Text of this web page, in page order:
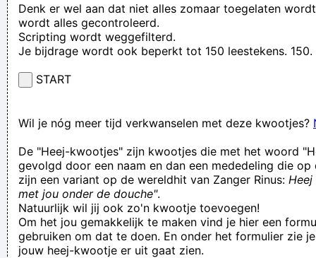
Denk er wel aan dat niet alles zomaar toegelaten
wordt alles gecontroleerd.
Scripting wordt weggefilterd.
Je bijdrage wordt ook beperkt tot 150 leestekens. 150.
START
Wil je nóg meer tijd verkwanselen met deze kwootjes?
De "Heej-kwootjes" zijn kwootjes die met het woord
gevolgd door een naam en dan een mededeling die op
zijn een variant op de wereldhit van Zanger Rinus:
met jou onder de douche".
Natuurlijk wil jij ook zo'n kwootje toevoegen!
Om het jou gemakkelijk te maken vind je hier een
gebruiken om dat te doen. En onder het formulier zie
jouw heej-kwootje er uit gaat zien.